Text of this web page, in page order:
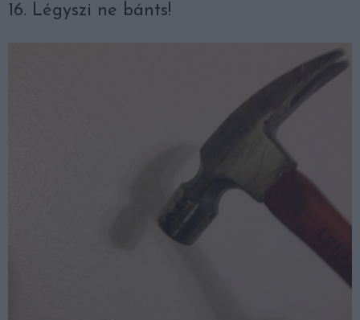
16. Légyszi ne bánts!